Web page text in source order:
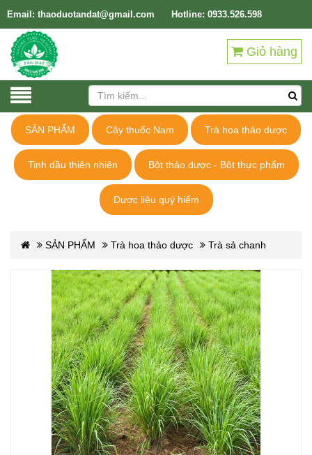
Email: thaoduotandat@gmail.com Hotline: 0933.526.598
Giỏ hàng
SẢN PHẨM Cây thuốc Nam Trà hoa thảo dược
Tinh dầu thiên nhiên Bột thảo dược - Bột thực phẩm
Dược liệu quý hiếm
SẢN PHẨM Trà hoa thảo dược Trà sả chanh